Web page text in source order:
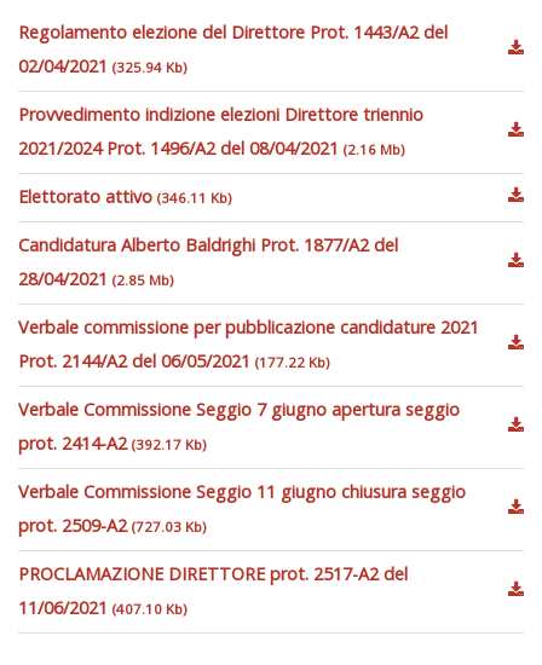
Regolamento elezione del Direttore Prot. 1443/A2 del
02/04/2021 (325.94 Kb)
Provvedimento indizione elezioni Direttore triennio
2021/2024 Prot. 1496/A2 del 08/04/2021 (2.16 Mb)
Elettorato attivo (346.11 Kb)
Candidatura Alberto Baldrighi Prot. 1877/A2 del
28/04/2021 (2.85 Mb)
Verbale commissione per pubblicazione candidature 2021
Prot. 2144/A2 del 06/05/2021 (177.22 Kb)
Verbale Commissione Seggio 7 giugno apertura seggio
prot. 2414-A2 (392.17 Kb)
Verbale Commissione Seggio 11 giugno chiusura seggio
prot. 2509-A2 (727.03 Kb)
PROCLAMAZIONE DIRETTORE prot. 2517-A2 del
11/06/2021 (407.10 Kb)